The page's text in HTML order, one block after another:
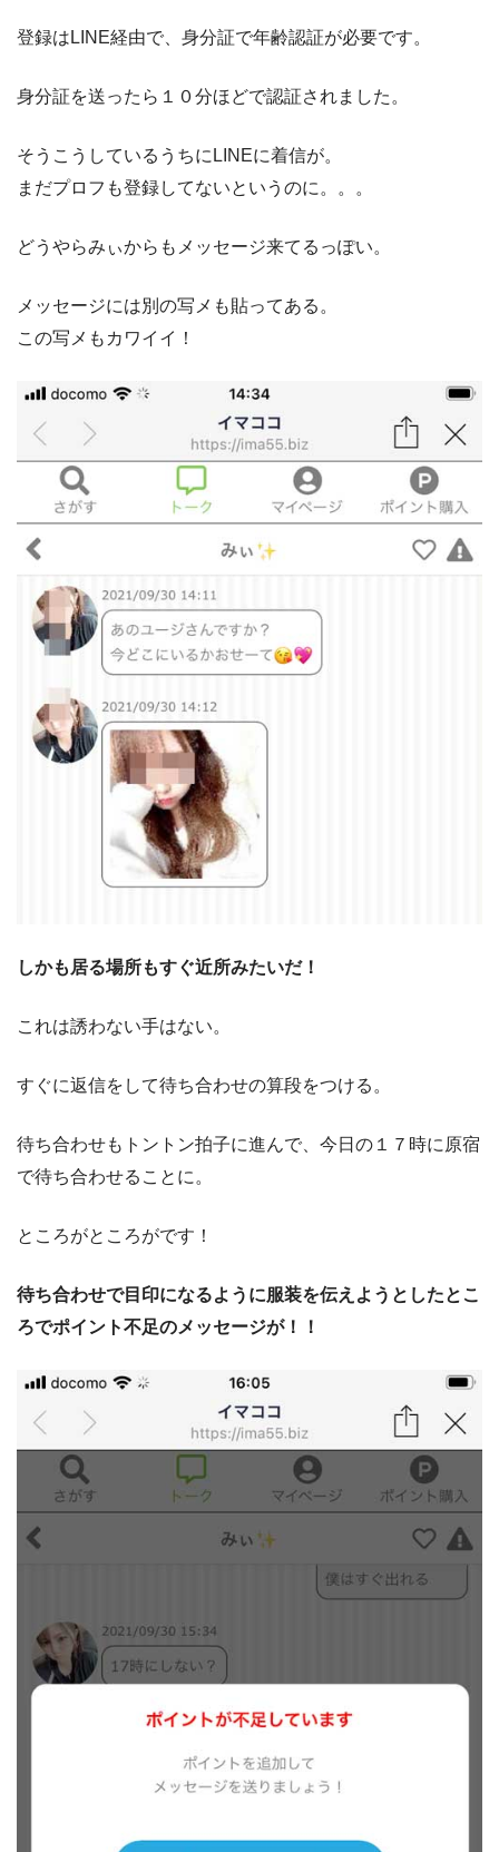
登録はLINE経由で、身分証で年齢認証が必要です。
身分証を送ったら１０分ほどで認証されました。
そうこうしているうちにLINEに着信が。
まだプロフも登録してないというのに。。。
どうやらみぃからもメッセージ来てるっぽい。
メッセージには別の写メも貼ってある。
この写メもカワイイ！
しかも居る場所もすぐ近所みたいだ！
これは誘わない手はない。
すぐに返信をして待ち合わせの算段をつける。
待ち合わせもトントン拍子に進んで、今日の１７時に原宿
で待ち合わせることに。
ところがところがです！
待ち合わせで目印になるように服装を伝えようとしたとこ
ろでポイント不足のメッセージが！！